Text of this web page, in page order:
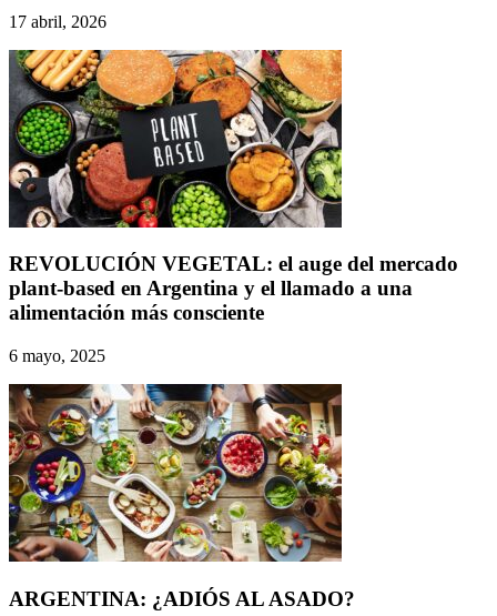
17 abril, 2026
REVOLUCIÓN VEGETAL: el auge del mercado
plant-based en Argentina y el llamado a una
alimentación más consciente
6 mayo, 2025
ARGENTINA: ¿ADIÓS AL ASADO?